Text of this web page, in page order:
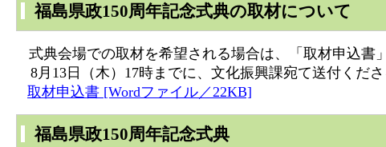
福島県政150周年記念式典の取材について
式典会場での取材を希望される場合は、「取材申込書
8月13日（木）17時までに、文化振興課宛て送付くださ
取材申込書 [Wordファイル／22KB]
福島県政150周年記念式典